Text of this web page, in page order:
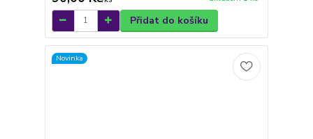
Přidat do košíku
Novinka